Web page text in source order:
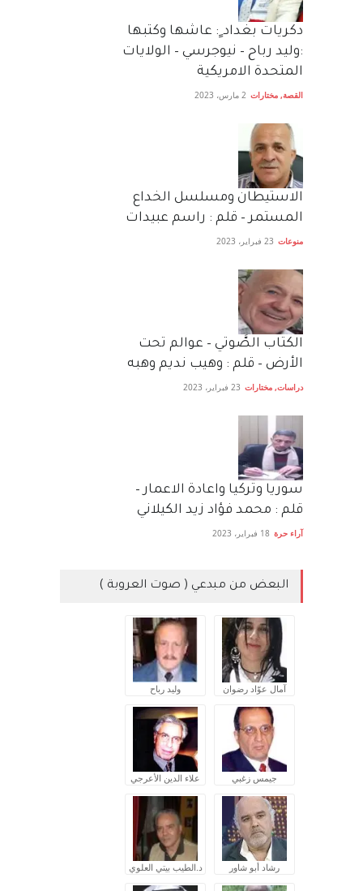
دكريات بغداد ٍ: عاشها وكتبها
:وليد رباح – نيوجرسي – الولايات
المتحدة الامريكية
القصة, مختارات 2 مارس، 2023
الاستيطان ومسلسل الخداع
المستمر – قلم : راسم عبيدات
منوعات 23 فبراير، 2023
الكتاب الصَّوتي – عوالم تحت
الأرض – قلم : وهيب نديم وهبه
دراسات, مختارات 23 فبراير، 2023
سوريا وتركيا واعادة الاعمار –
قلم : محمد فؤاد زيد الكيلاني
آراء حرة 18 فبراير، 2023
البعض من مبدعي ( صوت العروبة )
آمال عوّاد رضوان وليد رباح
جيمس زغبي علاء الدين الأعرجي
رشاد أبو شاور د.الطيب بيتي العلوي